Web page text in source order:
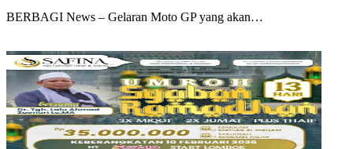
BERBAGI News – Gelaran Moto GP yang akan…